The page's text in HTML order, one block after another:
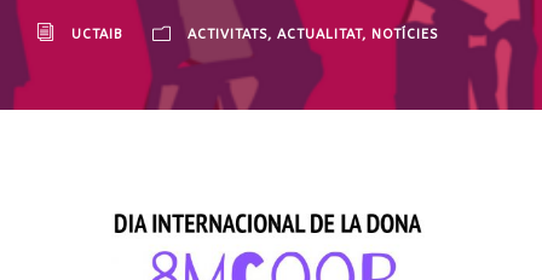
UCTAIB ACTIVITATS, ACTUALITAT, NOTÍCIES